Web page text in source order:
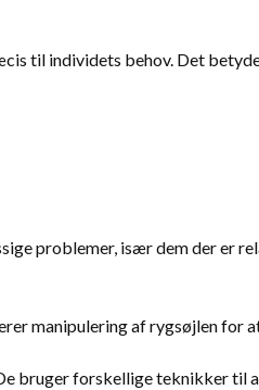
til individets behov. Det
problemer, især dem der er
manipulering af rygsøjlen for
bruger forskellige teknikker til